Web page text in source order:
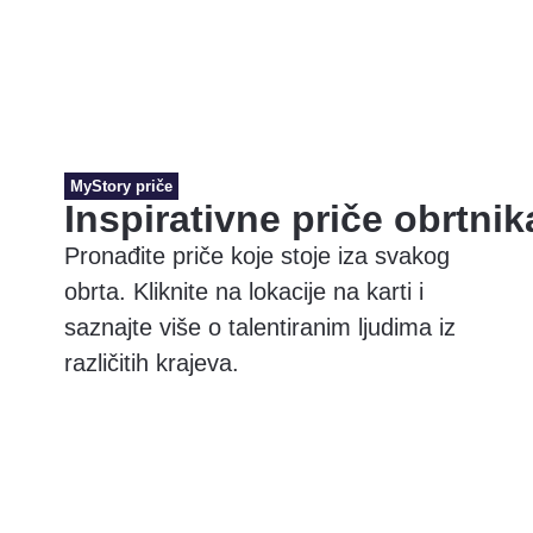
MyStory priče
Inspirativne priče
Pronađite priče koje stoje iza svakog
obrta. Kliknite na lokacije na karti i
saznajte više o talentiranim ljudima iz
različitih krajeva.